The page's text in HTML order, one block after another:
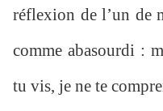
réflexion de l’un de
comme abasourdi :
tu vis, je ne te